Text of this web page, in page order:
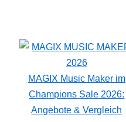
MAGIX Music Maker im
Champions Sale 2026:
Angebote & Vergleich